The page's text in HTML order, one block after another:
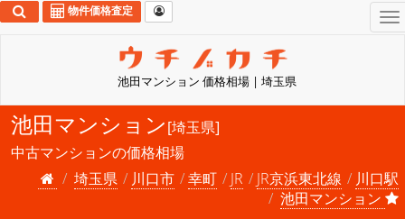
池田マンション 価格相場 | 埼玉県
物件価格査定
池田マンション[埼玉県]
中古マンションの価格相場
埼玉県
川口市 幸町 JR JR京浜東北線
川口駅
池田マンション